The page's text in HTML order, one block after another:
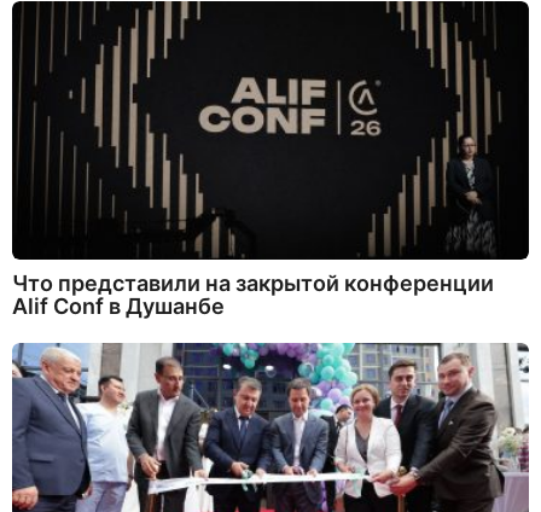
Что представили на закрытой конференции
Alif Conf в Душанбе